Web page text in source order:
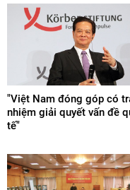
"Việt Nam đóng góp có
nhiệm giải quyết vấn đề
tế"